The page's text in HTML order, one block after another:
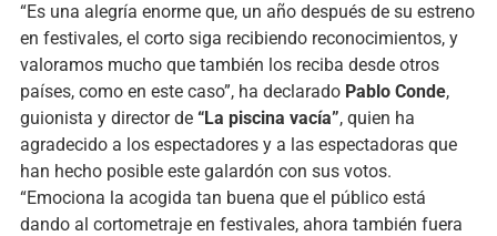
“Es una alegría enorme que, un año después de su estreno
en festivales, el corto siga recibiendo reconocimientos, y
valoramos mucho que también los reciba desde otros
países, como en este caso”, ha declarado Pablo Conde,
guionista y director de “La piscina vacía”, quien ha
agradecido a los espectadores y a las espectadoras que
han hecho posible este galardón con sus votos.
“Emociona la acogida tan buena que el público está
dando al cortometraje en festivales, ahora también fuera